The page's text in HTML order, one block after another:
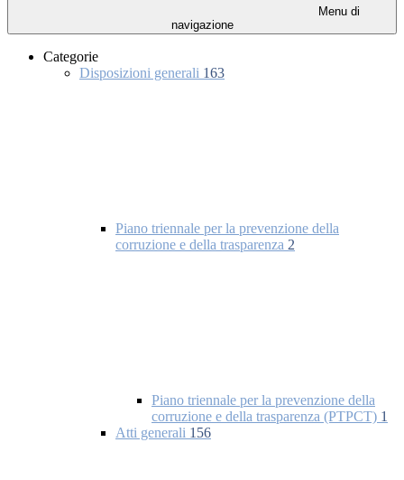
Menu di
navigazione
Categorie
Disposizioni generali 163
Piano triennale per la prevenzione della
corruzione e della trasparenza 2
Piano triennale per la prevenzione della
corruzione e della trasparenza (PTPCT) 1
Atti generali 156